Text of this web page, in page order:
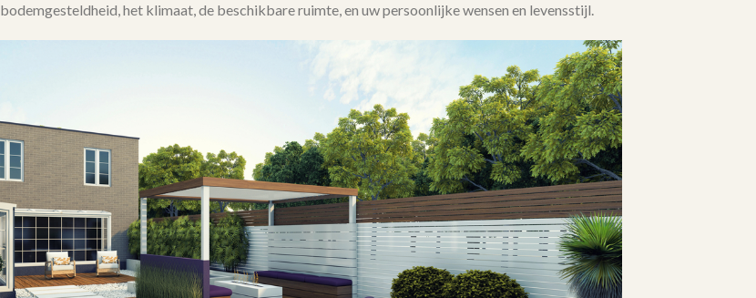
bodemgesteldheid, het klimaat, de beschikbare ruimte, en uw persoonlijke wensen en levensstijl.